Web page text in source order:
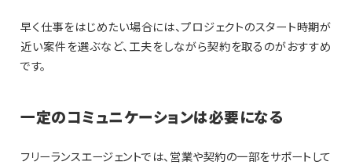
早く仕事をはじめたい場合には、プロジェクトのスタート時期が
近い案件を選ぶなど、工夫をしながら契約を取るのがおすすめ
です。
一定のコミュニケーションは必要になる
フリーランスエージェントでは、営業や契約の一部をサポートして